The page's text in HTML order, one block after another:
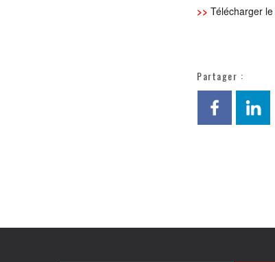
>> Télécharger le
Partager :